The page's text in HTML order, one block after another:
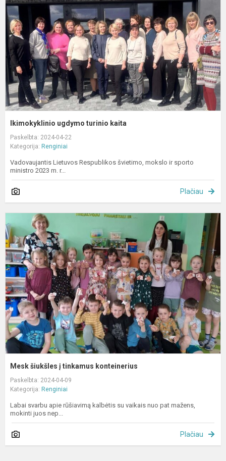
Ikimokyklinio ugdymo turinio kaita
Paskelbta: 2024-04-22
Kategorija: Renginiai
Vadovaujantis Lietuvos Respublikos švietimo, mokslo ir sporto
ministro 2023 m. r...
Plačiau
Mesk šiukšles į tinkamus konteinerius
Paskelbta: 2024-04-09
Kategorija: Renginiai
Labai svarbu apie rūšiavimą kalbėtis su vaikais nuo pat mažens,
mokinti juos nep...
Plačiau